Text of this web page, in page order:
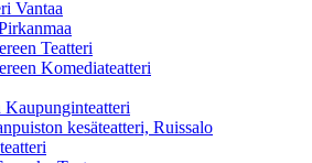
Vantaa
Teatteri
Komediateatteri
Kaupunginteatteri
kesäteatteri, Ruissalo